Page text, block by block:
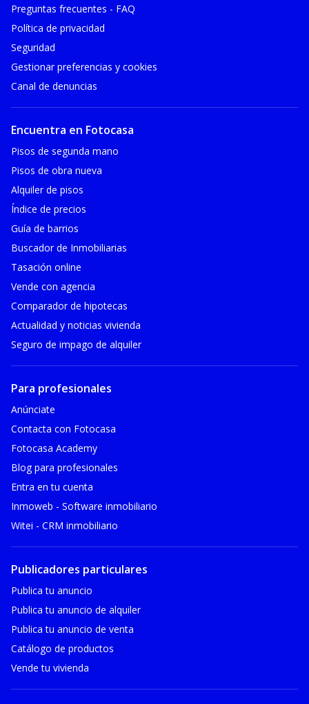
Preguntas frecuentes - FAQ
Política de privacidad
Seguridad
Gestionar preferencias y cookies
Canal de denuncias
Encuentra en Fotocasa
Pisos de segunda mano
Pisos de obra nueva
Alquiler de pisos
Índice de precios
Guía de barrios
Buscador de Inmobiliarias
Tasación online
Vende con agencia
Comparador de hipotecas
Actualidad y noticias vivienda
Seguro de impago de alquiler
Para profesionales
Anúnciate
Contacta con Fotocasa
Fotocasa Academy
Blog para profesionales
Entra en tu cuenta
Inmoweb - Software inmobiliario
Witei - CRM inmobiliario
Publicadores particulares
Publica tu anuncio
Publica tu anuncio de alquiler
Publica tu anuncio de venta
Catálogo de productos
Vende tu vivienda